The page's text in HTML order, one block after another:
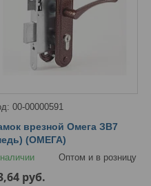
00-00000591
врезной Омега ЗВ7
(ОМЕГА)
Оптом и в розницу
руб.